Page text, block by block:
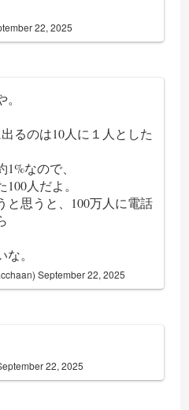
22, 2025
るのは10人に１人とした
なので、
人だよ。
と思うと、100万人に電話
。
September 22, 2025
22, 2025